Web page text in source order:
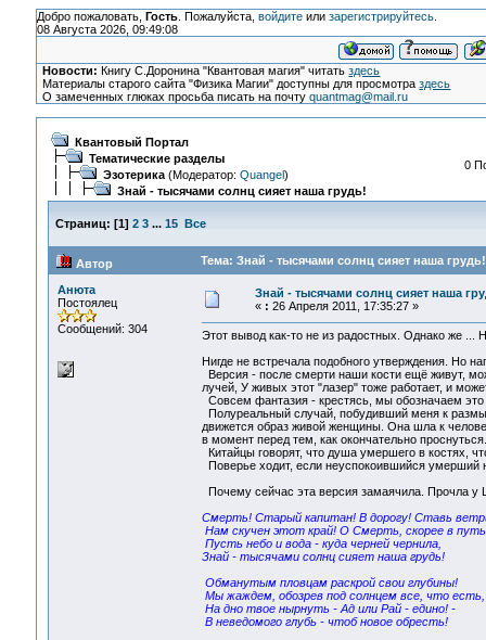
Добро пожаловать, Гость. Пожалуйста, войдитеили зарегистрируйтесь.
08 Августа 2026, 09:49:08
Новости: Книгу С.Доронина "Квантовая магия" читатьздесь
Материалы старого сайта "Физика Магии" доступны для просмотраздесь
О замеченных глюках просьба писать на почтуquantmag@mail.ru
Квантовый Портал
Тематические разделы
Эзотерика(Модератор: Quangel)
Знай - тысячами солнц сияет наша грудь!
0
Страниц: [1] 2 3 ... 15 Все
Автор Тема: Знай - тысячами солнц сияет наша
Анюта
Постоялец
Сообщений: 304
Знай - тысячами солнц сияет наша
« : 26 Апреля 2011, 17:35:27 »
Этот вывод как-то не из радостных. Однако же ...
Нигде не встречала подобного утверждения. Но
Версия - после смерти наши кости ещё живут,
лучей, У живых этот "лазер" тоже работает, и
Совсем фантазия - крестясь, мы обозначаем
Полуреальный случай, побудивший меня к
движется образ живой женщины. Она шла к
в момент перед тем, как окончательно проснуться.
Китайцы говорят, что душа умершего в костях,
Поверье ходит, если неуспокоившийся умерший
Почему сейчас эта версия замаячила. Прочла
Смерть! Старый капитан! В дорогу! Ставь
Нам скучен этот край! О Смерть, скорее в
Пусть небо и вода - куда черней чернила,
Знай - тысячами солнц сияет наша грудь!
Обманутым пловцам раскрой свои глубины!
Мы жаждем, обозрев под солнцем все, что есть,
На дно твое нырнуть - Ад или Рай - едино! -
В неведомого глубь - чтоб новое обресть!